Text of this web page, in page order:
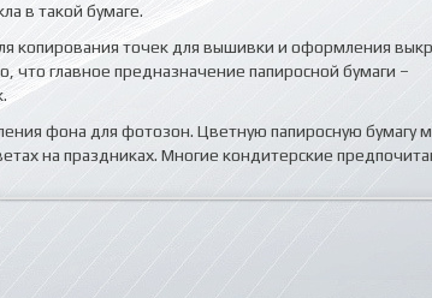
в такой бумаге.
копирования точек для вышивки и оформления
что главное предназначение папиросной бумаги –
фона для фотозон. Цветную папиросную бумагу
на праздниках. Многие кондитерские